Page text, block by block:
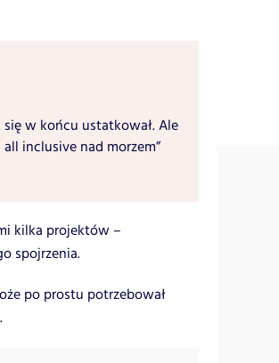
w końcu ustatkował. Ale
inclusive nad morzem”
kilka projektów –
spojrzenia.
po prostu potrzebował